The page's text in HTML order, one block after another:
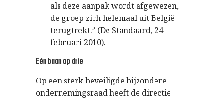
als deze aanpak wordt afgewezen,
de groep zich helemaal uit België
terugtrekt.” (De Standaard, 24
februari 2010).
Eén baan op drie
Op een sterk beveiligde bijzondere
ondernemingsraad heeft de directie